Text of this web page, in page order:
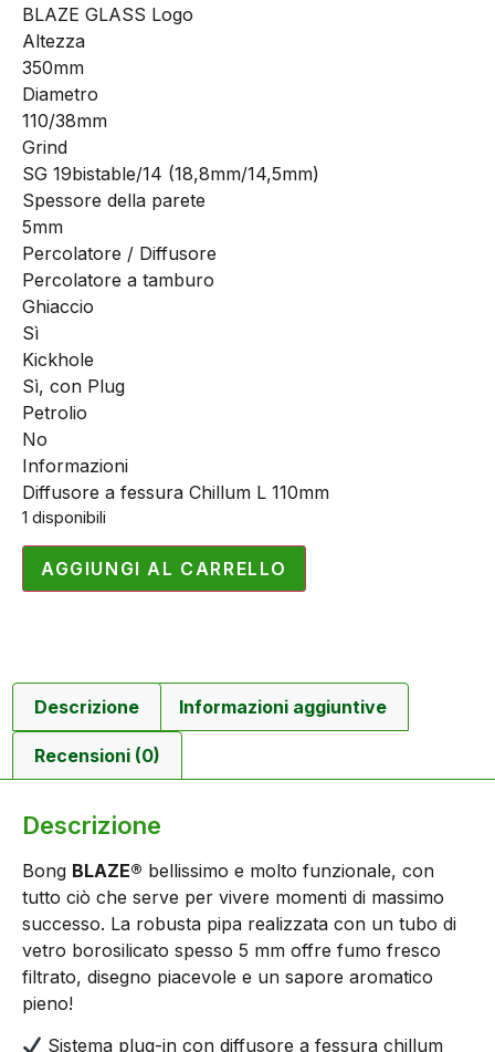
BLAZE GLASS Logo
Altezza
350mm
Diametro
110/38mm
Grind
SG 19bistable/14 (18,8mm/14,5mm)
Spessore della parete
5mm
Percolatore / Diffusore
Percolatore a tamburo
Ghiaccio
Sì
Kickhole
Sì, con Plug
Petrolio
No
Informazioni
Diffusore a fessura Chillum L 110mm
1 disponibili
AGGIUNGI AL CARRELLO
Descrizione Informazioni aggiuntive
Recensioni (0)
Descrizione
Bong BLAZE® bellissimo e molto funzionale, con
tutto ciò che serve per vivere momenti di massimo
successo. La robusta pipa realizzata con un tubo di
vetro borosilicato spesso 5 mm offre fumo fresco
filtrato, disegno piacevole e un sapore aromatico
pieno!
Sistema plug-in con diffusore a fessura chillum